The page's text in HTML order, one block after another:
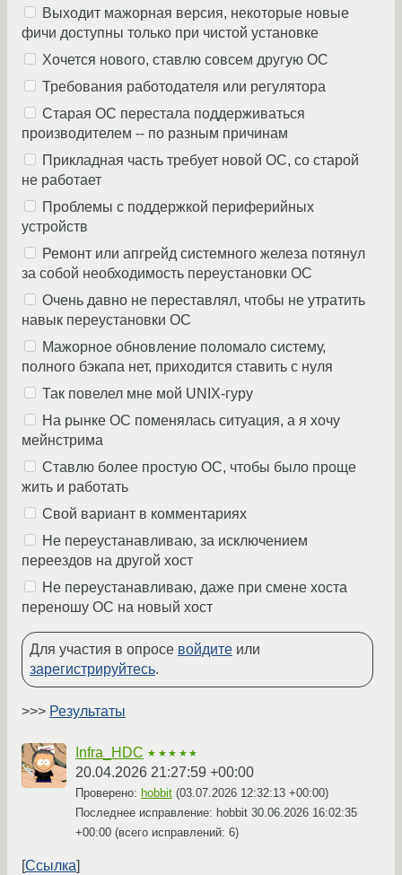
Выходит мажорная версия, некоторые новые
фичи доступны только при чистой установке
Хочется нового, ставлю совсем другую ОС
Требования работодателя или регулятора
Старая ОС перестала поддерживаться
производителем -- по разным причинам
Прикладная часть требует новой ОС, со старой
не работает
Проблемы с поддержкой периферийных
устройств
Ремонт или апгрейд системного железа потянул
за собой необходимость переустановки ОС
Очень давно не переставлял, чтобы не утратить
навык переустановки ОС
Мажорное обновление поломало систему,
полного бэкапа нет, приходится ставить с нуля
Так повелел мне мой UNIX-гуру
На рынке ОС поменялась ситуация, а я хочу
мейнстрима
Ставлю более простую ОС, чтобы было проще
жить и работать
Свой вариант в комментариях
Не переустанавливаю, за исключением
переездов на другой хост
Не переустанавливаю, даже при смене хоста
переношу ОС на новый хост
Для участия в опросе войдите или
зарегистрируйтесь.
>>> Результаты
Infra_HDC ★★★★★
20.04.2026 21:27:59 +00:00
Проверено: hobbit (03.07.2026 12:32:13 +00:00)
Последнее исправление: hobbit 30.06.2026 16:02:35
+00:00 (всего исправлений: 6)
Ссылка